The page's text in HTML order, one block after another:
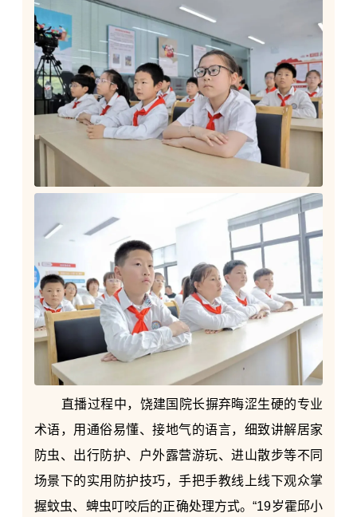
直播过程中，饶建国院长摒弃晦涩生硬的专业
术语，用通俗易懂、接地气的语言，细致讲解居家
防虫、出行防护、户外露营游玩、进山散步等不同
场景下的实用防护技巧，手把手教线上线下观众掌
握蚊虫、蜱虫叮咬后的正确处理方式。“19岁霍邱小